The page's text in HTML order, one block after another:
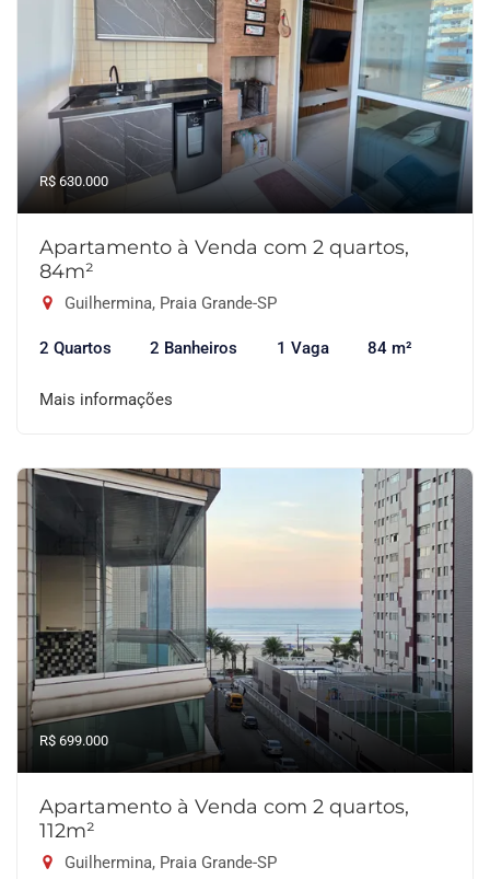
R$ 630.000
Apartamento à Venda com 2 quartos,
84m²
Guilhermina, Praia Grande-SP
2 Quartos 2 Banheiros 1 Vaga 84 m²
Mais informações
R$ 699.000
Apartamento à Venda com 2 quartos,
112m²
Guilhermina, Praia Grande-SP